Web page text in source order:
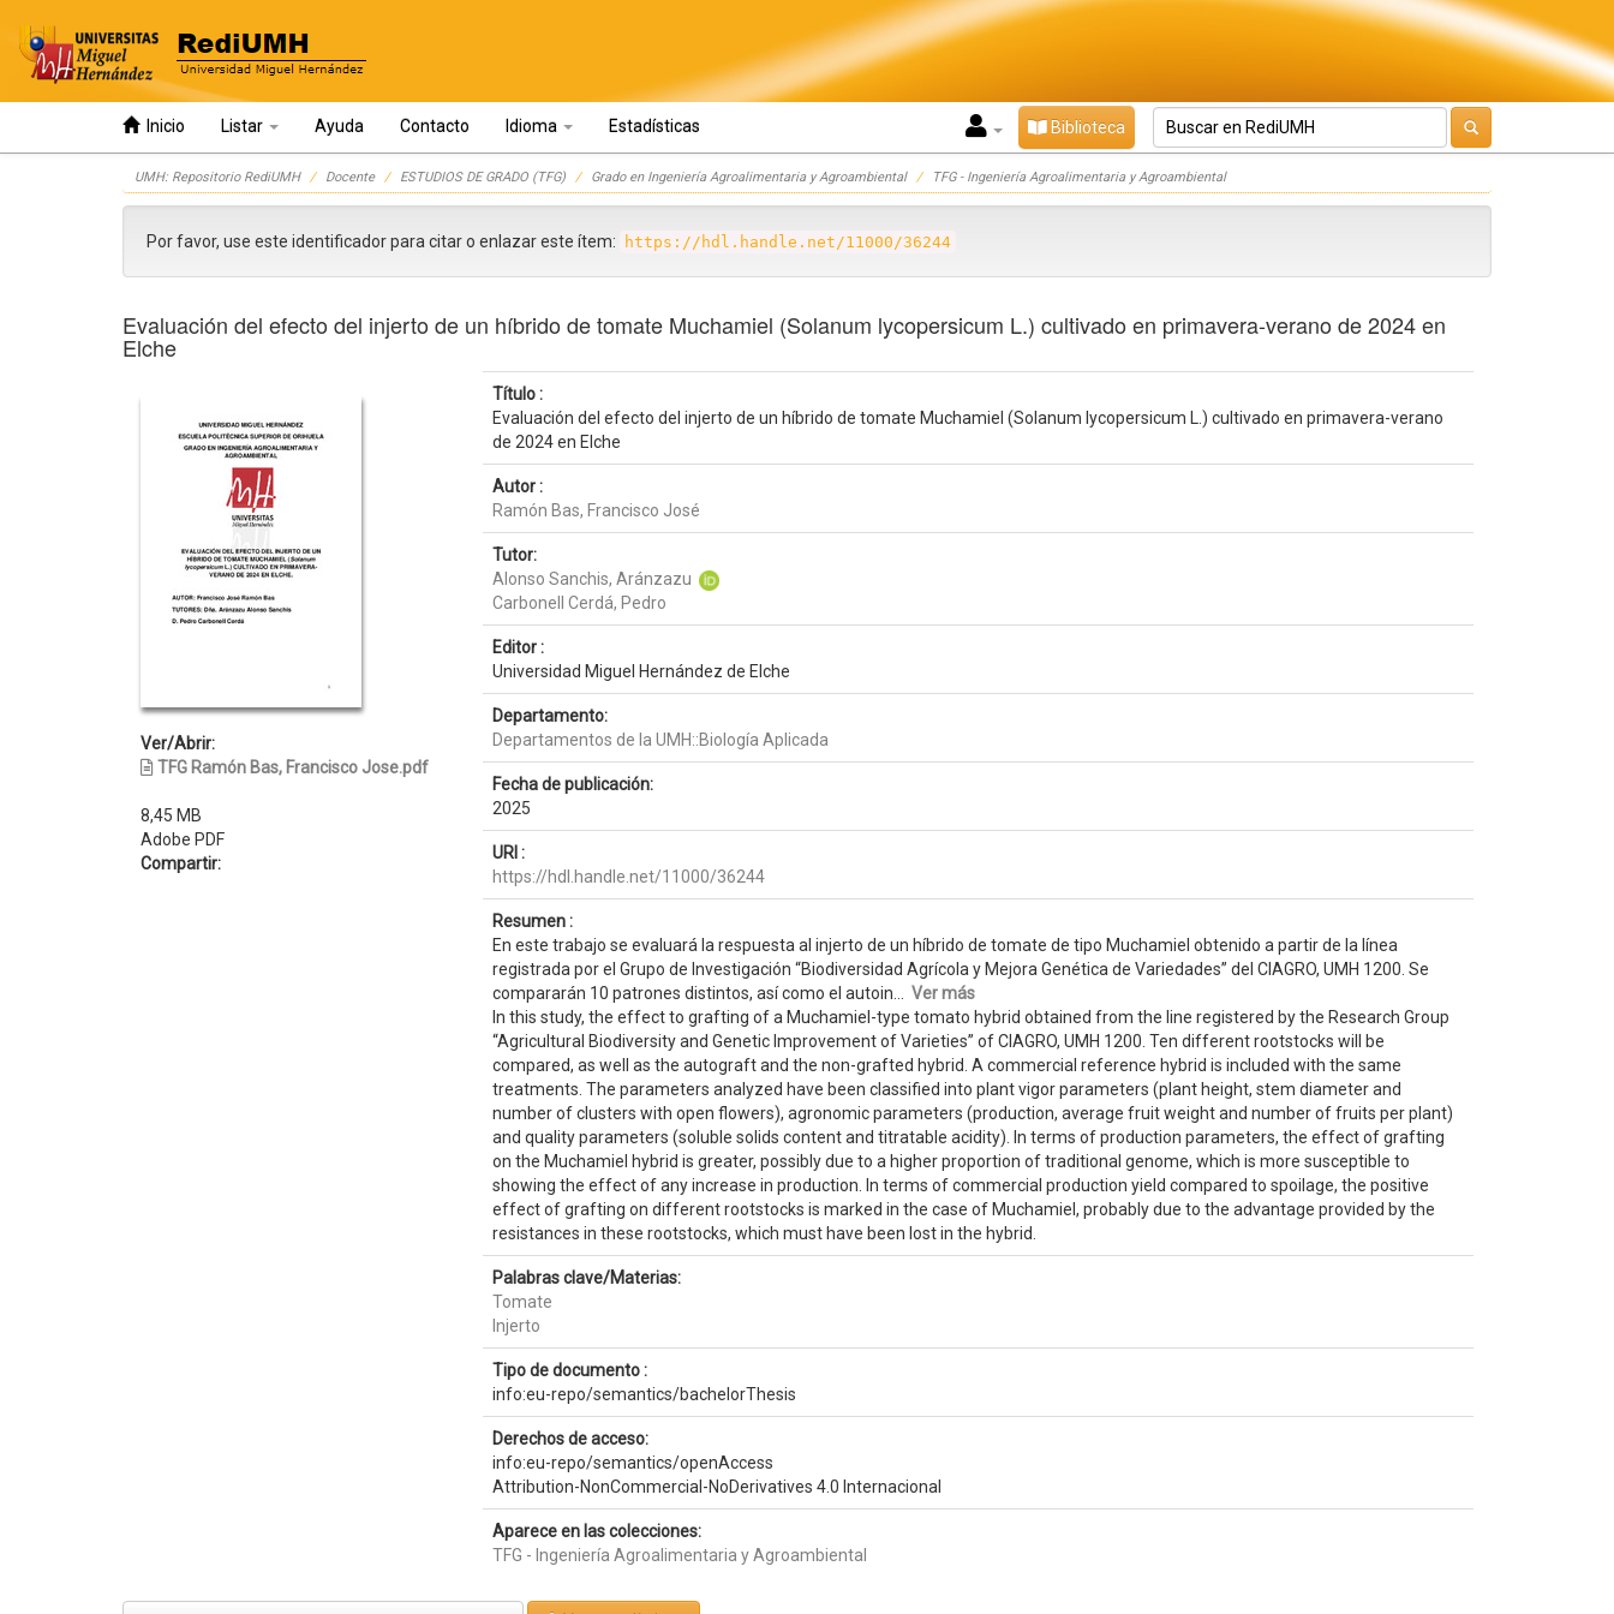
Inicio Listar Ayuda Contacto Idioma Estadísticas Biblioteca
UMH: Repositorio RediUMH Docente ESTUDIOS DE GRADO (TFG) Grado en Ingeniería Agroalimentaria y Agroambiental TFG - Ingeniería Agroalimentaria y Agroambiental
Por favor, use este identificador para citar o enlazar este ítem: https://hdl.handle.net/11000/36244
Evaluación del efecto del injerto de un híbrido de tomate Muchamiel (Solanum lycopersicum L.) cultivado en primavera-verano de 2024 en
Elche
Ver/Abrir:
TFG Ramón Bas, Francisco Jose.pdf
8,45 MB
Adobe PDF
Compartir:
Título :
Evaluación del efecto del injerto de un híbrido de tomate Muchamiel (Solanum lycopersicum L.) cultivado en primavera-verano
de 2024 en Elche
Autor :
Ramón Bas, Francisco José
Tutor:
Alonso Sanchis, Aránzazu
Carbonell Cerdá, Pedro
Editor :
Universidad Miguel Hernández de Elche
Departamento:
Departamentos de la UMH::Biología Aplicada
Fecha de publicación:
2025
URI :
https://hdl.handle.net/11000/36244
Resumen :
En este trabajo se evaluará la respuesta al injerto de un híbrido de tomate de tipo Muchamiel obtenido a partir de la línea
registrada por el Grupo de Investigación “Biodiversidad Agrícola y Mejora Genética de Variedades” del CIAGRO, UMH 1200. Se
compararán 10 patrones distintos, así como el autoin... Ver más
In this study, the effect to grafting of a Muchamiel-type tomato hybrid obtained from the line registered by the Research Group
“Agricultural Biodiversity and Genetic Improvement of Varieties” of CIAGRO, UMH 1200. Ten different rootstocks will be
compared, as well as the autograft and the non-grafted hybrid. A commercial reference hybrid is included with the same
treatments. The parameters analyzed have been classified into plant vigor parameters (plant height, stem diameter and
number of clusters with open flowers), agronomic parameters (production, average fruit weight and number of fruits per plant)
and quality parameters (soluble solids content and titratable acidity). In terms of production parameters, the effect of grafting
on the Muchamiel hybrid is greater, possibly due to a higher proportion of traditional genome, which is more susceptible to
showing the effect of any increase in production. In terms of commercial production yield compared to spoilage, the positive
effect of grafting on different rootstocks is marked in the case of Muchamiel, probably due to the advantage provided by the
resistances in these rootstocks, which must have been lost in the hybrid.
Palabras clave/Materias:
Tomate
Injerto
Tipo de documento :
info:eu-repo/semantics/bachelorThesis
Derechos de acceso:
info:eu-repo/semantics/openAccess
Attribution-NonCommercial-NoDerivatives 4.0 Internacional
Aparece en las colecciones:
TFG - Ingeniería Agroalimentaria y Agroambiental